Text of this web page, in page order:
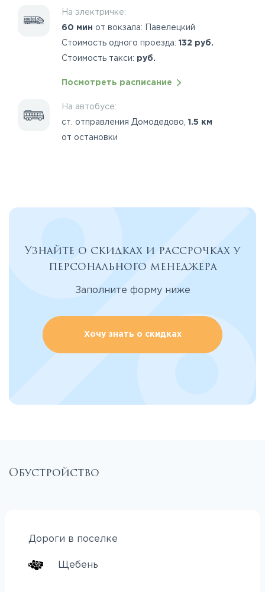
На электричке:
60 мин от вокзала: Павелецкий
Стоимость одного проезда: 132 руб.
Стоимость такси: руб.
Посмотреть расписание
На автобусе:
ст. отправления Домодедово, 1.5 км
от остановки
Узнайте о скидках и рассрочках у
персонального менеджера
Заполните форму ниже
Хочу знать о скидках
Обустройство
Дороги в поселке
Щебень